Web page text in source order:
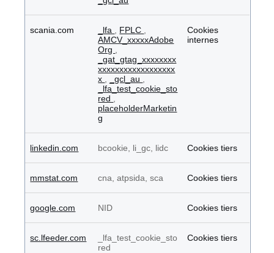
scania.com _lfa FPLC
AMCV_xxxxxAdobe
Org
_gat_gtag_xxxxxxxx
xxxxxxxxxxxxxxxxxx
x
_gcl_au
_lfa_test_cookie_sto
red
placeholderMarketin
g
Cookies
internes
linkedin.com bcookie, li_gc, lidc Cookies tiers
mmstat.com cna, atpsida, sca Cookies tiers
google.com NID Cookies tiers
sc.lfeeder.com
_lfa_test_cookie_sto
red
Cookies tiers